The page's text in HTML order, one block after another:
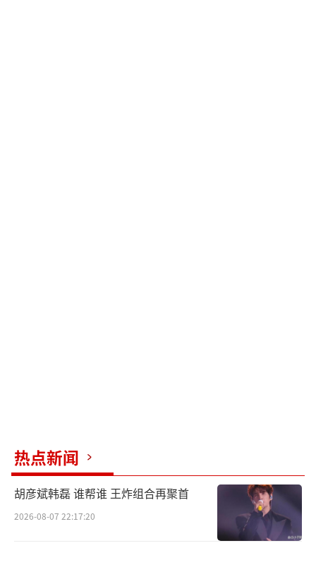
热点新闻
胡彦斌韩磊 谁帮谁 王炸组合再聚首
2026-08-07 22:17:20